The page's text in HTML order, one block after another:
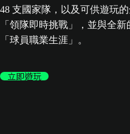
48 支國家隊，以及可供遊玩
「領隊即時挑戰」，並與全
「球員職業生涯」。
立即遊玩